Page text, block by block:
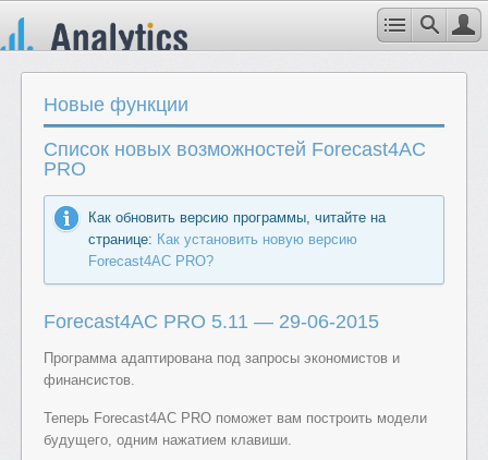
Новые функции
Список новых возможностей Forecast4AC
PRO
Как обновить версию программы, читайте на
странице: Как установить новую версию
Forecast4AC PRO?
Forecast4AC PRO 5.11 — 29-06-2015
Программа адаптирована под запросы экономистов и
финансистов.
Теперь Forecast4AC PRO поможет вам построить модели
будущего, одним нажатием клавиши.